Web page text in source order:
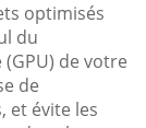
optimisés
du
de votre
de
et évite les